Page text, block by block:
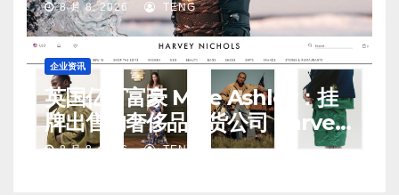
8 月 8, 2026 TENG
企业资讯
英国亿万富豪 Mike Ashley：挂
牌出售的奢侈品百货公司 Harvey
Nichols 正陷入“死亡螺旋”
8 月 8, 2026 TENG